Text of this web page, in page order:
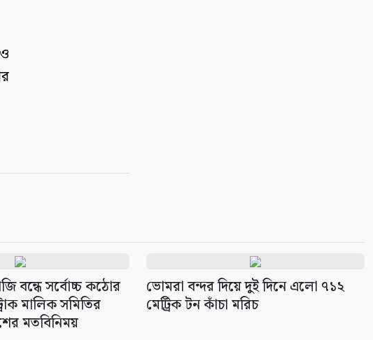
বন্ধে সর্বোচ্চ কঠোর
মালিক সমিতির
মতবিনিময়
ভোমরা বন্দর দিয়ে দুই দিনে এলো ৭১২
মেট্রিক টন কাঁচা মরিচ